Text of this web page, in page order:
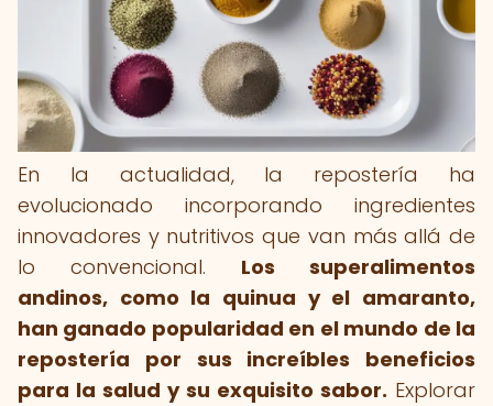
En la actualidad, la repostería ha
evolucionado incorporando ingredientes
innovadores y nutritivos que van más allá de
lo convencional. Los superalimentos
andinos, como la quinua y el amaranto,
han ganado popularidad en el mundo de la
repostería por sus increíbles beneficios
para la salud y su exquisito sabor. Explorar